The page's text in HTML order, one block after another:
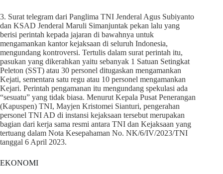
3. Surat telegram dari Panglima TNI Jenderal Agus Subiyanto
dan KSAD Jenderal Maruli Simanjuntak pekan lalu yang
berisi perintah kepada jajaran di bawahnya untuk
mengamankan kantor kejaksaan di seluruh Indonesia,
mengundang kontroversi. Tertulis dalam surat perintah itu,
pasukan yang dikerahkan yaitu sebanyak 1 Satuan Setingkat
Peleton (SST) atau 30 personel ditugaskan mengamankan
Kejati, sementara satu regu atau 10 personel mengamankan
Kejari. Perintah pengamanan itu mengundang spekulasi ada
“sesuatu” yang tidak biasa. Menurut Kepala Pusat Penerangan
(Kapuspen) TNI, Mayjen Kristomei Sianturi, pengerahan
personel TNI AD di instansi kejaksaan tersebut merupakan
bagian dari kerja sama resmi antara TNI dan Kejaksaan yang
tertuang dalam Nota Kesepahaman No. NK/6/IV/2023/TNI
tanggal 6 April 2023.
EKONOMI